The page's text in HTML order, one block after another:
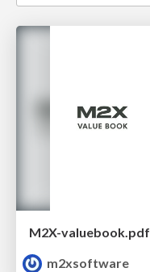
M2X-valuebook.pdf
m2xsoftware